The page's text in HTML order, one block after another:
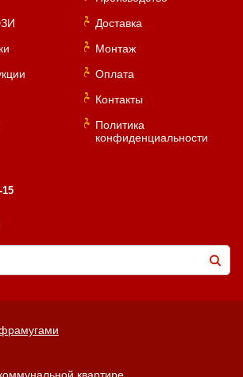
Доставка
Монтаж
Оплата
Контакты
Политика
конфиденциальности
15
квартире